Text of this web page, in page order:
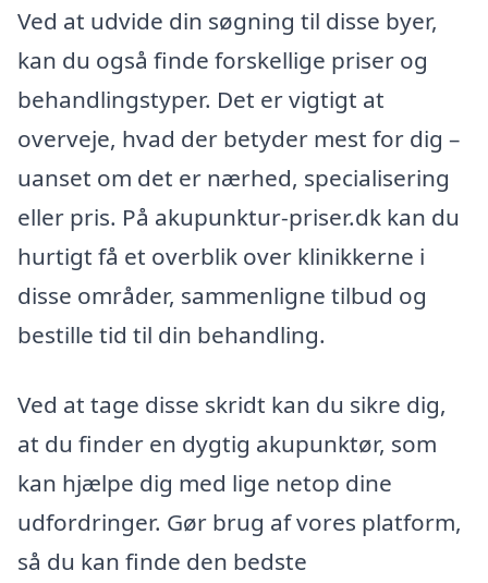
Ved at udvide din søgning til disse byer,
kan du også finde forskellige priser og
behandlingstyper. Det er vigtigt at
overveje, hvad der betyder mest for dig –
uanset om det er nærhed, specialisering
eller pris. På akupunktur-priser.dk kan du
hurtigt få et overblik over klinikkerne i
disse områder, sammenligne tilbud og
bestille tid til din behandling.
Ved at tage disse skridt kan du sikre dig,
at du finder en dygtig akupunktør, som
kan hjælpe dig med lige netop dine
udfordringer. Gør brug af vores platform,
så du kan finde den bedste